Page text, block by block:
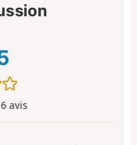
6 avis